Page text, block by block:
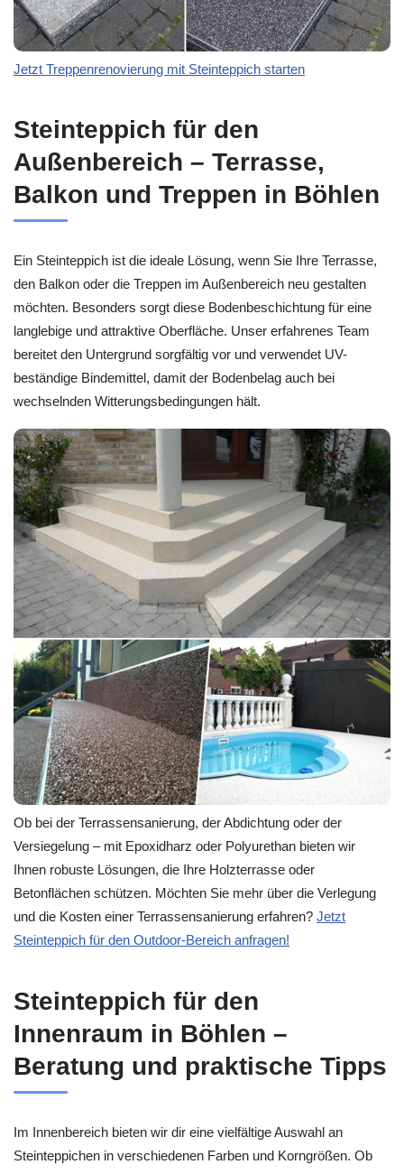
Jetzt Treppenrenovierung mit Steinteppich starten
Steinteppich für den
Außenbereich – Terrasse,
Balkon und Treppen in Böhlen
Ein Steinteppich ist die ideale Lösung, wenn Sie Ihre Terrasse,
den Balkon oder die Treppen im Außenbereich neu gestalten
möchten. Besonders sorgt diese Bodenbeschichtung für eine
langlebige und attraktive Oberfläche. Unser erfahrenes Team
bereitet den Untergrund sorgfältig vor und verwendet UV-
beständige Bindemittel, damit der Bodenbelag auch bei
wechselnden Witterungsbedingungen hält.
Ob bei der Terrassensanierung, der Abdichtung oder der
Versiegelung – mit Epoxidharz oder Polyurethan bieten wir
Ihnen robuste Lösungen, die Ihre Holzterrasse oder
Betonflächen schützen. Möchten Sie mehr über die Verlegung
und die Kosten einer Terrassensanierung erfahren? Jetzt
Steinteppich für den Outdoor-Bereich anfragen!
Steinteppich für den
Innenraum in Böhlen –
Beratung und praktische Tipps
Im Innenbereich bieten wir dir eine vielfältige Auswahl an
Steinteppichen in verschiedenen Farben und Korngrößen. Ob